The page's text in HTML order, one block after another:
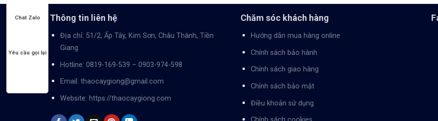
Thông tin liên hệ
Địa chỉ: 51/2, Ấp Tây, Kim Sơn, Châu Thành, Tiền
Giang
Hotline: 0819-169-539 – 0903-974-598
Email: thaocaygiong@gmail.com
Website: https://thaocaygiong.com
Chăm sóc khách hàng
Hướng dẫn mua hàng online
Chính sách bảo hành
Chính sách giao hàng
Chính sách bảo mật
Điều khoản sử dụng
Chat Zalo
Yêu cầu gọi lại